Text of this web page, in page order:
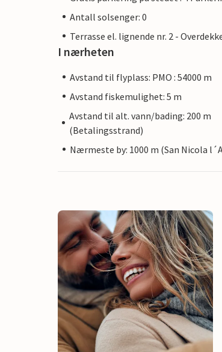
Antall solsenger: 0
Terrasse el. lignende nr. 2 -
I nærheten
Avstand til flyplass: PMO : 54000 m
Avstand fiskemulighet: 5 m
Avstand til alt. vann/bading: 200 m
(Betalingsstrand)
Nærmeste by: 1000 m (San Nicola